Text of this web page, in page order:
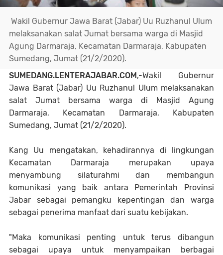
Wakil Gubernur Jawa Barat (Jabar) Uu Ruzhanul Ulum
melaksanakan salat Jumat bersama warga di Masjid
Agung Darmaraja, Kecamatan Darmaraja, Kabupaten
Sumedang, Jumat (21/2/2020).
SUMEDANG.LENTERAJABAR.COM,-Wakil Gubernur
Jawa Barat (Jabar) Uu Ruzhanul Ulum melaksanakan
salat Jumat bersama warga di Masjid Agung
Darmaraja, Kecamatan Darmaraja, Kabupaten
Sumedang, Jumat (21/2/2020).
Kang Uu mengatakan, kehadirannya di lingkungan
Kecamatan Darmaraja merupakan upaya
menyambung silaturahmi dan membangun
komunikasi yang baik antara Pemerintah Provinsi
Jabar sebagai pemangku kepentingan dan warga
sebagai penerima manfaat dari suatu kebijakan.
"Maka komunikasi penting untuk terus dibangun
sebagai upaya untuk menyampaikan berbagai